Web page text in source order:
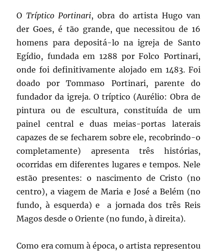
OTríptico Portinari, obra do artista Hugo van
der Goes, é tão grande, que necessitou de 16
homens para depositá-lo na igreja de Santo
Egídio, fundada em 1288 por Folco Portinari,
onde foi definitivamente alojado em 1483. Foi
doado por Tommaso Portinari, parente do
fundador da igreja. O tríptico (Aurélio: Obra de
pintura ou de escultura, constituída de um
painel central e duas meias-portas laterais
capazes de se fecharem sobre ele, recobrindo-o
completamente) apresenta três histórias,
ocorridas em diferentes lugares e tempos. Nele
estão presentes: o nascimento de Cristo (no
centro), a viagem de Maria e José a Belém (no
fundo, à esquerda) e a jornada dos três Reis
Magos desde o Oriente (no fundo, à direita).
Como era comum à época, o artista representou